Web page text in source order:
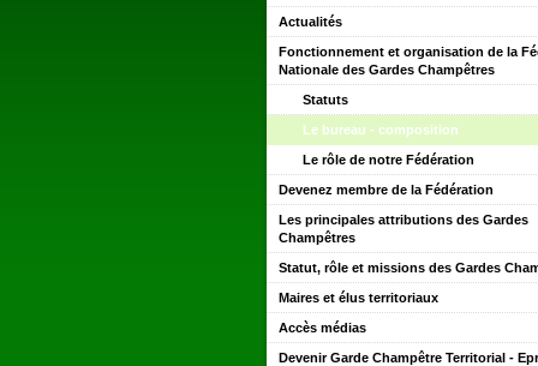
Actualités
Fonctionnement et organisation de la
Nationale des Gardes Champêtres
Statuts
Le bureau - composition
Le rôle de notre Fédération
Devenez membre de la Fédération
Les principales attributions des Gardes
Champêtres
Statut, rôle et missions des Gardes
Maires et élus territoriaux
Accès médias
Devenir Garde Champêtre Territorial -